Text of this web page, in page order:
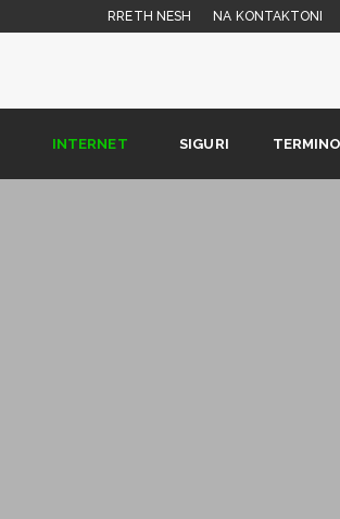
RRETH NESH NA KONTAKTONI
INTERNET SIGURI